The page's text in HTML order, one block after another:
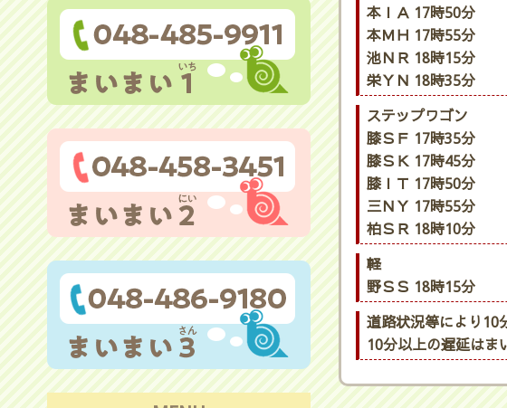
本ＩＡ 17時50分
本ＭＨ 17時55分
池ＮＲ 18時15分
栄ＹＮ 18時35分
ステップワゴン
膝ＳＦ 17時35分
膝ＳＫ 17時45分
膝ＩＴ 17時50分
三ＮＹ 17時55分
柏ＳＲ 18時10分
軽
野ＳＳ 18時15分
道路状況等により10
10分以上の遅延はま